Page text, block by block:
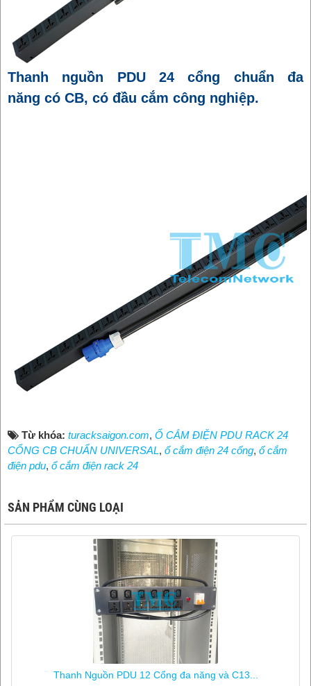
Thanh nguồn PDU 24 cổng chuẩn đa
năng có CB, có đầu cắm công nghiệp.
Từ khóa: turacksaigon.com, Ổ CẮM ĐIỆN PDU RACK 24
CỔNG CB CHUẨN UNIVERSAL, ổ cắm điện 24 cổng, ổ cắm
điện pdu, ổ cắm điện rack 24
SẢN PHẨM CÙNG LOẠI
Thanh Nguồn PDU 12 Cổng đa năng và C13...